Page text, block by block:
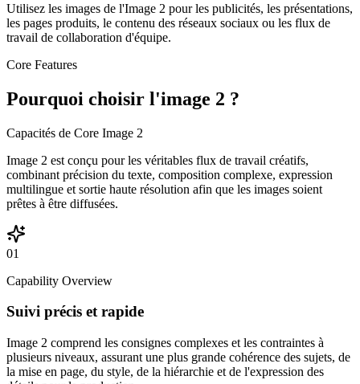
Utilisez les images de l'Image 2 pour les publicités, les présentations,
les pages produits, le contenu des réseaux sociaux ou les flux de
travail de collaboration d'équipe.
Core Features
Pourquoi choisir l'image 2 ?
Capacités de Core Image 2
Image 2 est conçu pour les véritables flux de travail créatifs,
combinant précision du texte, composition complexe, expression
multilingue et sortie haute résolution afin que les images soient
prêtes à être diffusées.
01
Capability Overview
Suivi précis et rapide
Image 2 comprend les consignes complexes et les contraintes à
plusieurs niveaux, assurant une plus grande cohérence des sujets, de
la mise en page, du style, de la hiérarchie et de l'expression des